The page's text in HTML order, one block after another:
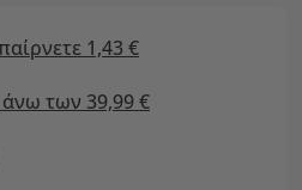
1,43 €
των 39,99 €